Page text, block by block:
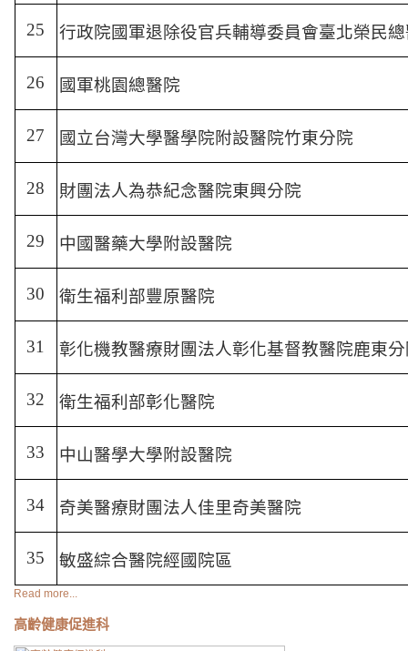
25 行政院國軍退除役官兵輔導委員會臺北榮民
26 國軍桃園總醫院
27 國立台灣大學醫學院附設醫院竹東分院
28 財團法人為恭紀念醫院東興分院
29 中國醫藥大學附設醫院
30 衛生福利部豐原醫院
31 彰化機教醫療財團法人彰化基督教醫院鹿東
32 衛生福利部彰化醫院
33 中山醫學大學附設醫院
34 奇美醫療財團法人佳里奇美醫院
35 敏盛綜合醫院經國院區
Read more...
高齡健康促進科